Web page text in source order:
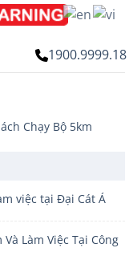
1900.9999.18
Chạy Bộ 5km
việc tại Đại Cát Á
Làm Việc Tại Công